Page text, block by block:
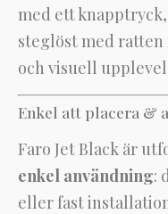
med ett
steglöst med ratten
och visuell
Enkel att placera &
Faro Jet Black är
enkel användning:
eller fast